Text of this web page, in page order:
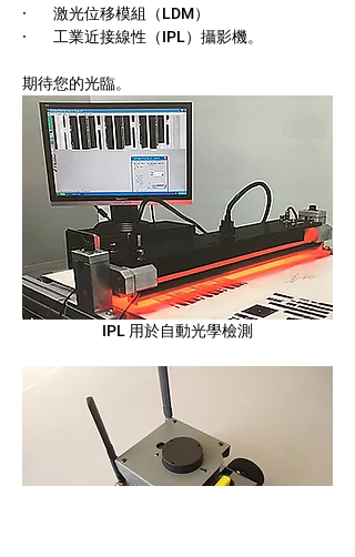
·        激光位移模組（LDM）
·        工業近接線性（IPL）攝影機。
期待您的光臨。
IPL 用於自動光學檢測